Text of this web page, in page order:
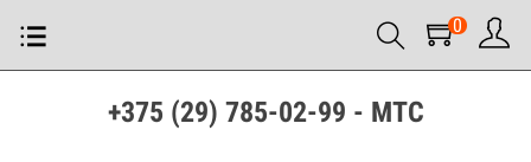
0
+375 (29) 785-02-99 - МТС